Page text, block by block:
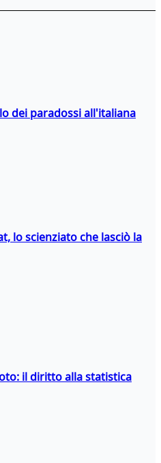
dei paradossi all'italiana
lo scienziato che lasciò la
il diritto alla statistica